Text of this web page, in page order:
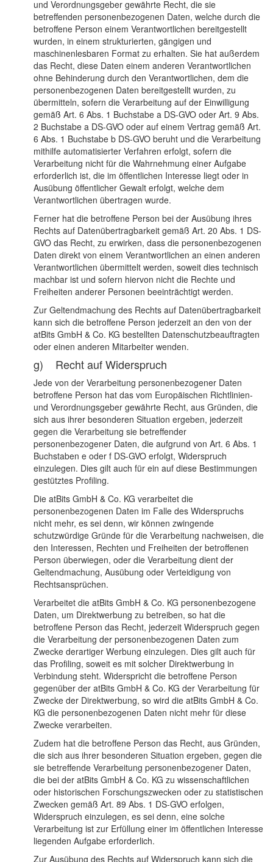
und Verordnungsgeber gewährte Recht, die sie
betreffenden personenbezogenen Daten, welche durch die
betroffene Person einem Verantwortlichen bereitgestellt
wurden, in einem strukturierten, gängigen und
maschinenlesbaren Format zu erhalten. Sie hat außerdem
das Recht, diese Daten einem anderen Verantwortlichen
ohne Behinderung durch den Verantwortlichen, dem die
personenbezogenen Daten bereitgestellt wurden, zu
übermitteln, sofern die Verarbeitung auf der Einwilligung
gemäß Art. 6 Abs. 1 Buchstabe a DS-GVO oder Art. 9 Abs.
2 Buchstabe a DS-GVO oder auf einem Vertrag gemäß Art.
6 Abs. 1 Buchstabe b DS-GVO beruht und die Verarbeitung
mithilfe automatisierter Verfahren erfolgt, sofern die
Verarbeitung nicht für die Wahrnehmung einer Aufgabe
erforderlich ist, die im öffentlichen Interesse liegt oder in
Ausübung öffentlicher Gewalt erfolgt, welche dem
Verantwortlichen übertragen wurde.
Ferner hat die betroffene Person bei der Ausübung ihres
Rechts auf Datenübertragbarkeit gemäß Art. 20 Abs. 1 DS-
GVO das Recht, zu erwirken, dass die personenbezogenen
Daten direkt von einem Verantwortlichen an einen anderen
Verantwortlichen übermittelt werden, soweit dies technisch
machbar ist und sofern hiervon nicht die Rechte und
Freiheiten anderer Personen beeinträchtigt werden.
Zur Geltendmachung des Rechts auf Datenübertragbarkeit
kann sich die betroffene Person jederzeit an den von der
atBits GmbH & Co. KG bestellten Datenschutzbeauftragten
oder einen anderen Mitarbeiter wenden.
g) Recht auf Widerspruch
Jede von der Verarbeitung personenbezogener Daten
betroffene Person hat das vom Europäischen Richtlinien-
und Verordnungsgeber gewährte Recht, aus Gründen, die
sich aus ihrer besonderen Situation ergeben, jederzeit
gegen die Verarbeitung sie betreffender
personenbezogener Daten, die aufgrund von Art. 6 Abs. 1
Buchstaben e oder f DS-GVO erfolgt, Widerspruch
einzulegen. Dies gilt auch für ein auf diese Bestimmungen
gestütztes Profiling.
Die atBits GmbH & Co. KG verarbeitet die
personenbezogenen Daten im Falle des Widerspruchs
nicht mehr, es sei denn, wir können zwingende
schutzwürdige Gründe für die Verarbeitung nachweisen, die
den Interessen, Rechten und Freiheiten der betroffenen
Person überwiegen, oder die Verarbeitung dient der
Geltendmachung, Ausübung oder Verteidigung von
Rechtsansprüchen.
Verarbeitet die atBits GmbH & Co. KG personenbezogene
Daten, um Direktwerbung zu betreiben, so hat die
betroffene Person das Recht, jederzeit Widerspruch gegen
die Verarbeitung der personenbezogenen Daten zum
Zwecke derartiger Werbung einzulegen. Dies gilt auch für
das Profiling, soweit es mit solcher Direktwerbung in
Verbindung steht. Widerspricht die betroffene Person
gegenüber der atBits GmbH & Co. KG der Verarbeitung für
Zwecke der Direktwerbung, so wird die atBits GmbH & Co.
KG die personenbezogenen Daten nicht mehr für diese
Zwecke verarbeiten.
Zudem hat die betroffene Person das Recht, aus Gründen,
die sich aus ihrer besonderen Situation ergeben, gegen die
sie betreffende Verarbeitung personenbezogener Daten,
die bei der atBits GmbH & Co. KG zu wissenschaftlichen
oder historischen Forschungszwecken oder zu statistischen
Zwecken gemäß Art. 89 Abs. 1 DS-GVO erfolgen,
Widerspruch einzulegen, es sei denn, eine solche
Verarbeitung ist zur Erfüllung einer im öffentlichen Interesse
liegenden Aufgabe erforderlich.
Zur Ausübung des Rechts auf Widerspruch kann sich die